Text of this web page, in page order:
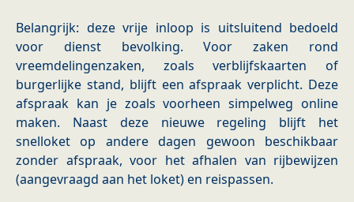
Belangrijk: deze vrije inloop is uitsluitend bedoeld
voor dienst bevolking. Voor zaken rond
vreemdelingenzaken, zoals verblijfskaarten of
burgerlijke stand, blijft een afspraak verplicht. Deze
afspraak kan je zoals voorheen simpelweg online
maken. Naast deze nieuwe regeling blijft het
snelloket op andere dagen gewoon beschikbaar
zonder afspraak, voor het afhalen van rijbewijzen
(aangevraagd aan het loket) en reispassen.